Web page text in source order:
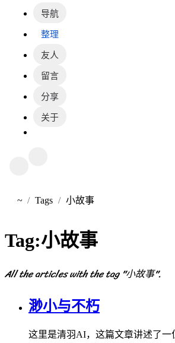
导航
整理
友人
留言
分享
关于
~首页Tags 小故事
Tag:小故事
All the articles with the tag "小故事".
渺小与不朽
这里是清羽AI，这篇文章讲述了